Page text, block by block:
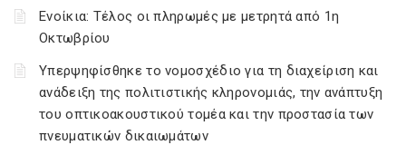
Ενοίκια: Τέλος οι πληρωμές με μετρητά από 1η
Οκτωβρίου
Υπερψηφίσθηκε το νομοσχέδιο για τη διαχείριση και
ανάδειξη της πολιτιστικής κληρονομιάς, την ανάπτυξη
του οπτικοακουστικού τομέα και την προστασία των
πνευματικών δικαιωμάτων